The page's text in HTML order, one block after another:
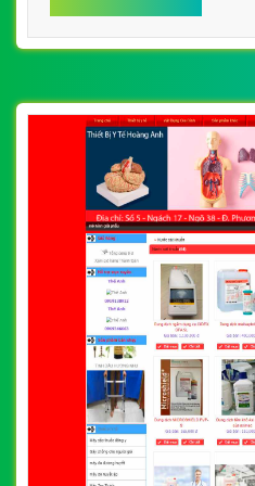
rửa tay sát khuẩn y tế